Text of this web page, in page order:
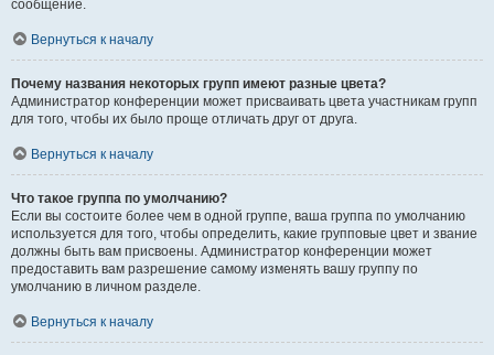
сообщение.
Вернуться к началу
Почему названия некоторых групп имеют разные цвета?
Администратор конференции может присваивать цвета участникам групп
для того, чтобы их было проще отличать друг от друга.
Вернуться к началу
Что такое группа по умолчанию?
Если вы состоите более чем в одной группе, ваша группа по умолчанию
используется для того, чтобы определить, какие групповые цвет и звание
должны быть вам присвоены. Администратор конференции может
предоставить вам разрешение самому изменять вашу группу по
умолчанию в личном разделе.
Вернуться к началу